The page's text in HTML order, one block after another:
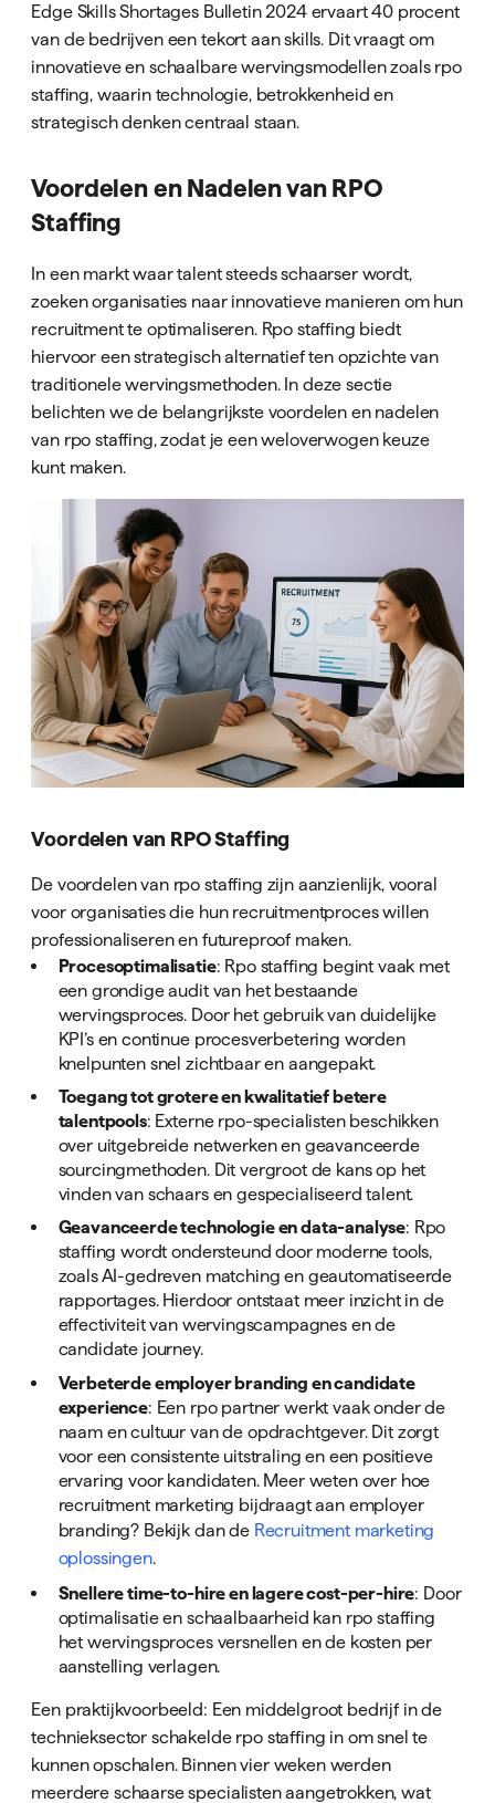
Edge Skills Shortages Bulletin 2024 ervaart 40 procent
van de bedrijven een tekort aan skills. Dit vraagt om
innovatieve en schaalbare wervingsmodellen zoals rpo
staffing, waarin technologie, betrokkenheid en
strategisch denken centraal staan.
Voordelen en Nadelen van RPO
Staffing
In een markt waar talent steeds schaarser wordt,
zoeken organisaties naar innovatieve manieren om hun
recruitment te optimaliseren. Rpo staffing biedt
hiervoor een strategisch alternatief ten opzichte van
traditionele wervingsmethoden. In deze sectie
belichten we de belangrijkste voordelen en nadelen
van rpo staffing, zodat je een weloverwogen keuze
kunt maken.
Voordelen van RPO Staffing
De voordelen van rpo staffing zijn aanzienlijk, vooral
voor organisaties die hun recruitmentproces willen
professionaliseren en futureproof maken.
Procesoptimalisatie: Rpo staffing begint vaak met
een grondige audit van het bestaande
wervingsproces. Door het gebruik van duidelijke
KPI’s en continue procesverbetering worden
knelpunten snel zichtbaar en aangepakt.
Toegang tot grotere en kwalitatief betere
talentpools: Externe rpo-specialisten beschikken
over uitgebreide netwerken en geavanceerde
sourcingmethoden. Dit vergroot de kans op het
vinden van schaars en gespecialiseerd talent.
Geavanceerde technologie en data-analyse: Rpo
staffing wordt ondersteund door moderne tools,
zoals AI-gedreven matching en geautomatiseerde
rapportages. Hierdoor ontstaat meer inzicht in de
effectiviteit van wervingscampagnes en de
candidate journey.
Verbeterde employer branding en candidate
experience: Een rpo partner werkt vaak onder de
naam en cultuur van de opdrachtgever. Dit zorgt
voor een consistente uitstraling en een positieve
ervaring voor kandidaten. Meer weten over hoe
recruitment marketing bijdraagt aan employer
branding? Bekijk dan de Recruitment marketing
oplossingen.
Snellere time-to-hire en lagere cost-per-hire: Door
optimalisatie en schaalbaarheid kan rpo staffing
het wervingsproces versnellen en de kosten per
aanstelling verlagen.
Een praktijkvoorbeeld: Een middelgroot bedrijf in de
technieksector schakelde rpo staffing in om snel te
kunnen opschalen. Binnen vier weken werden
meerdere schaarse specialisten aangetrokken, wat